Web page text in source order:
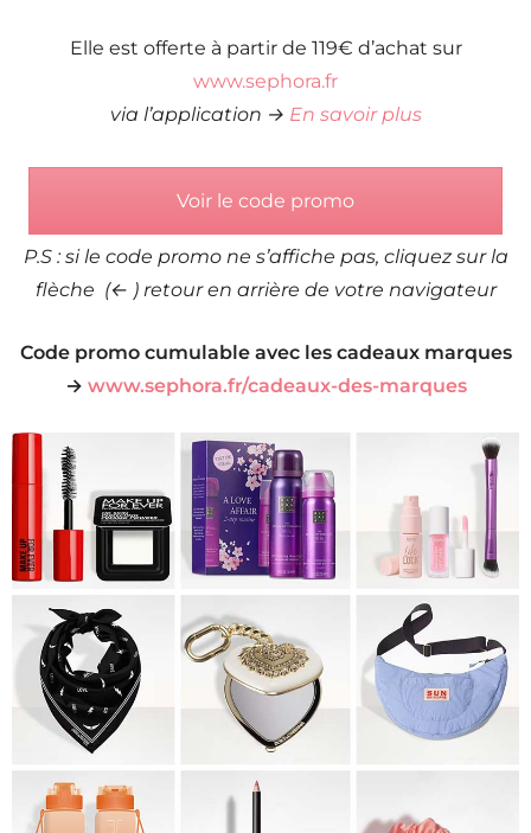
Elle est offerte à partir de 119€ d’achat sur
www.sephora.fr
via l’application → En savoir plus
Voir le code promo
P.S : si le code promo ne s’affiche pas, cliquez sur la
flèche (← ) retour en arrière de votre navigateur
Code promo cumulable avec les cadeaux marques
→ www.sephora.fr/cadeaux-des-marques